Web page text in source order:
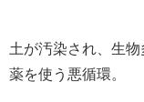
土が汚染され、生
薬を使う悪循環。